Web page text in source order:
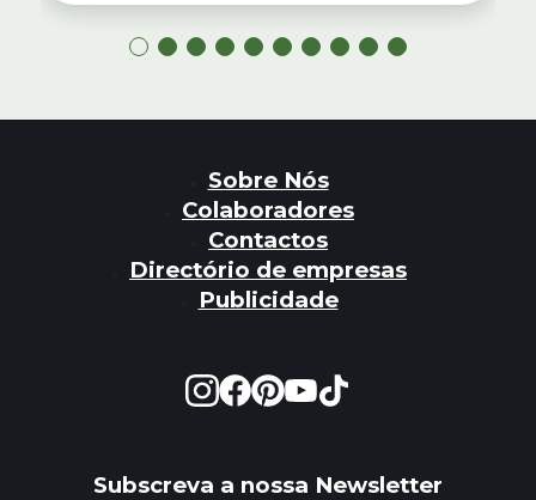
Sobre Nós
Colaboradores
Contactos
Directório de empresas
Publicidade
Subscreva a nossa Newsletter